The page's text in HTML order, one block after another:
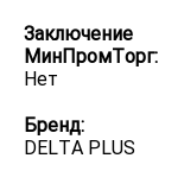
Заключение
МинПромТорг:
Нет
Бренд:
DELTA PLUS